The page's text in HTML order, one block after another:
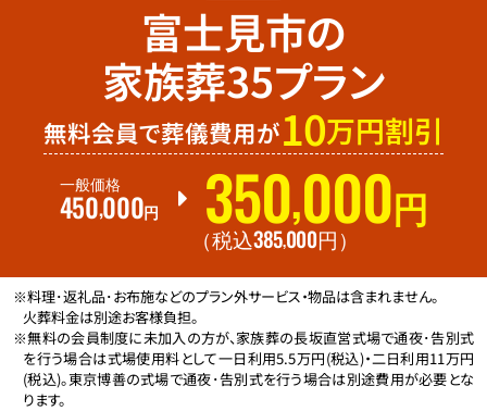
富士見市の
家族葬35プラン
無料会員で葬儀費用が10万円割引
一般価格
450,000円 350,000 円
（税込385,000円 ）
※料理･返礼品･お布施などのプラン外サービス・物品は含まれません。
火葬料金は別途お客様負担。
※無料の会員制度に未加入の方が、家族葬の長坂直営式場で通夜･告別式
を行う場合は式場使用料として一日利用5.5万円(税込)・二日利用11万円
(税込)。東京博善の式場で通夜･告別式を行う場合は別途費用が必要とな
ります。